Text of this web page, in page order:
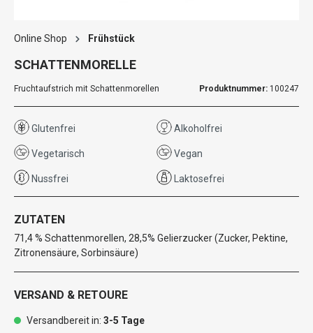
Online Shop Frühstück
SCHATTENMORELLE
Fruchtaufstrich mit Schattenmorellen Produktnummer: 100247
Glutenfrei Alkoholfrei
Vegetarisch Vegan
Nussfrei Laktosefrei
ZUTATEN
71,4 % Schattenmorellen, 28,5% Gelierzucker (Zucker, Pektine,
Zitronensäure, Sorbinsäure)
VERSAND & RETOURE
Versandbereit in: 3-5 Tage